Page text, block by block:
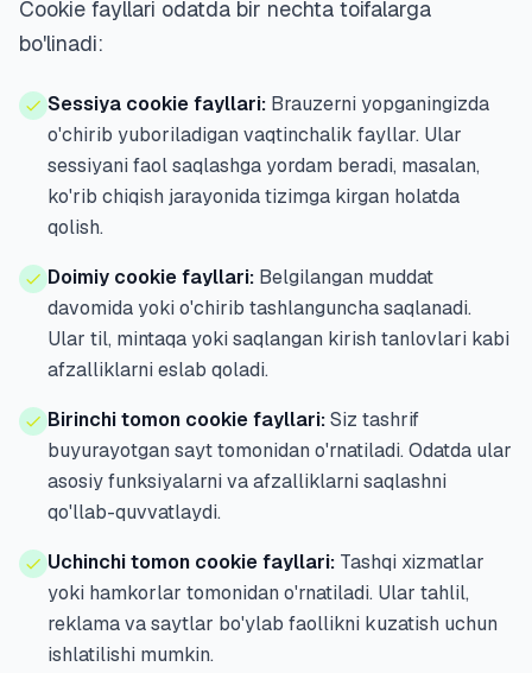
Cookie fayllari odatda bir nechta toifalarga
bo'linadi:
Sessiya cookie fayllari: Brauzerni yopganingizda
o'chirib yuboriladigan vaqtinchalik fayllar. Ular
sessiyani faol saqlashga yordam beradi, masalan,
ko'rib chiqish jarayonida tizimga kirgan holatda
qolish.
Doimiy cookie fayllari: Belgilangan muddat
davomida yoki o'chirib tashlanguncha saqlanadi.
Ular til, mintaqa yoki saqlangan kirish tanlovlari kabi
afzalliklarni eslab qoladi.
Birinchi tomon cookie fayllari:Siz tashrif
buyurayotgan sayt tomonidan o'rnatiladi. Odatda ular
asosiy funksiyalarni va afzalliklarni saqlashni
qo'llab-quvvatlaydi.
Uchinchi tomon cookie fayllari: Tashqi xizmatlar
yoki hamkorlar tomonidan o'rnatiladi. Ular tahlil,
reklama va saytlar bo'ylab faollikni kuzatish uchun
ishlatilishi mumkin.